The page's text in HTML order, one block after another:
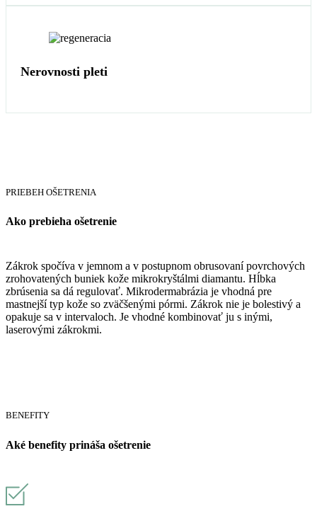
Nerovnosti pleti
PRIEBEH OŠETRENIA
Ako prebieha ošetrenie
Zákrok spočíva v jemnom a v postupnom obrusovaní povrchových
zrohovatených buniek kože mikrokryštálmi diamantu. Hĺbka
zbrúsenia sa dá regulovať. Mikrodermabrázia je vhodná pre
mastnejší typ kože so zväčšenými pórmi. Zákrok nie je bolestivý a
opakuje sa v intervaloch. Je vhodné kombinovať ju s inými,
laserovými zákrokmi.
BENEFITY
Aké benefity prináša ošetrenie